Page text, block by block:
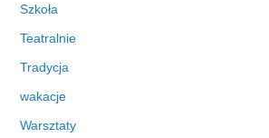
Szkoła
Teatralnie
Tradycja
wakacje
Warsztaty